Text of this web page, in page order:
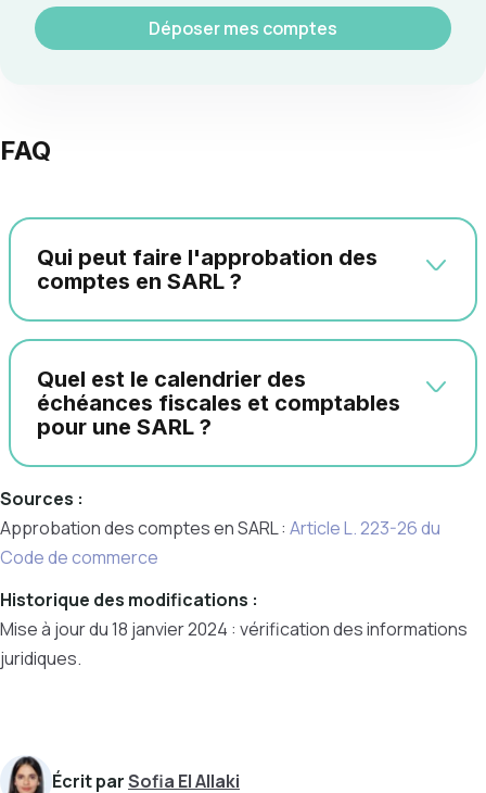
Déposer mes comptes
FAQ
Qui peut faire l'approbation des
comptes en SARL ?
Quel est le calendrier des
échéances fiscales et comptables
pour une SARL ?
Sources :
Approbation des comptes en SARL : ArticleL. 223-26du
Code de commerce
Historique des modifications :
Mise à jour du 18 janvier 2024 : vérification des informations
juridiques.
Écrit parSofia El Allaki